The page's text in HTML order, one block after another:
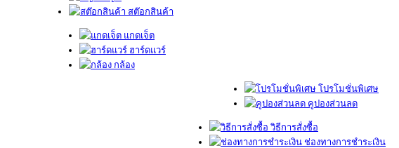
สต๊อกสินค้า
แกดเจ็ต
ฮาร์ดแวร์
กล้อง
โปรโมชั่นพิเศษ
คูปองส่วนลด
วิธีการสั่งซื้อ
ช่องทางการชำระเงิน